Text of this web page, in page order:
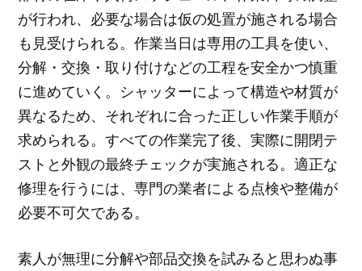
が行われ、必要な場合は仮の処置が施される場合
も見受けられる。作業当日は専用の工具を使い、
分解・交換・取り付けなどの工程を安全かつ慎重
に進めていく。シャッターによって構造や材質が
異なるため、それぞれに合った正しい作業手順が
求められる。すべての作業完了後、実際に開閉テ
ストと外観の最終チェックが実施される。適正な
修理を行うには、専門の業者による点検や整備が
必要不可欠である。
素人が無理に分解や部品交換を試みると思わぬ事